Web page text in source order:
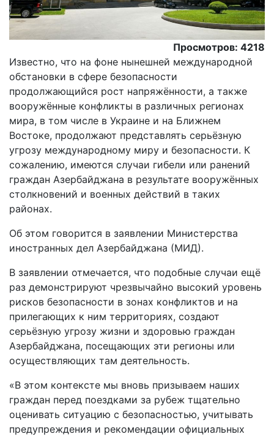
Просмотров: 4218
Известно, что на фоне нынешней международной
обстановки в сфере безопасности
продолжающийся рост напряжённости, а также
вооружённые конфликты в различных регионах
мира, в том числе в Украине и на Ближнем
Востоке, продолжают представлять серьёзную
угрозу международному миру и безопасности. К
сожалению, имеются случаи гибели или ранений
граждан Азербайджана в результате вооружённых
столкновений и военных действий в таких
районах.
Oб этом говорится в заявлении Министерства
иностранных дел Азербайджана (МИД).
В заявлении отмечается, что подобные случаи ещё
раз демонстрируют чрезвычайно высокий уровень
рисков безопасности в зонах конфликтов и на
прилегающих к ним территориях, создают
серьёзную угрозу жизни и здоровью граждан
Азербайджана, посещающих эти регионы или
осуществляющих там деятельность.
«В этом контексте мы вновь призываем наших
граждан перед поездками за рубеж тщательно
оценивать ситуацию с безопасностью, учитывать
предупреждения и рекомендации официальных